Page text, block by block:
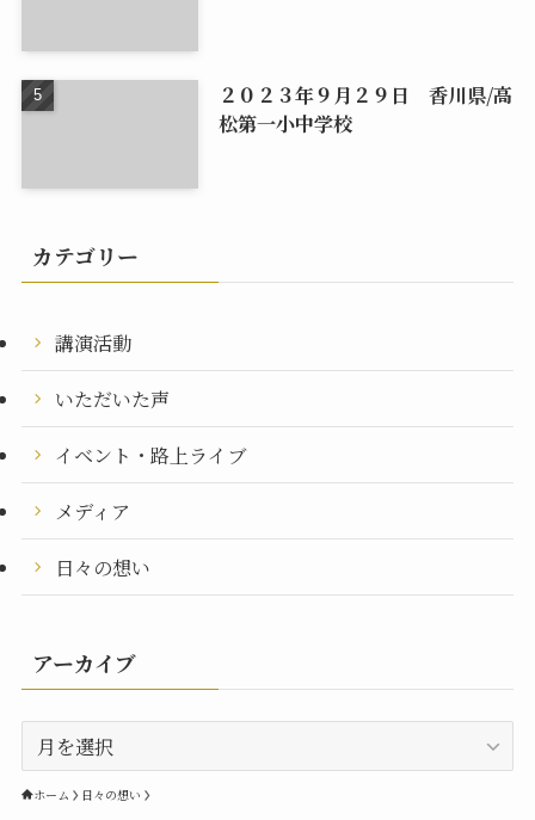
２０２３年９月２９日 香川県/高
松第一小中学校
カテゴリー
講演活動
いただいた声
イベント・路上ライブ
メディア
日々の想い
アーカイブ
ー
カホーム 日々の想い